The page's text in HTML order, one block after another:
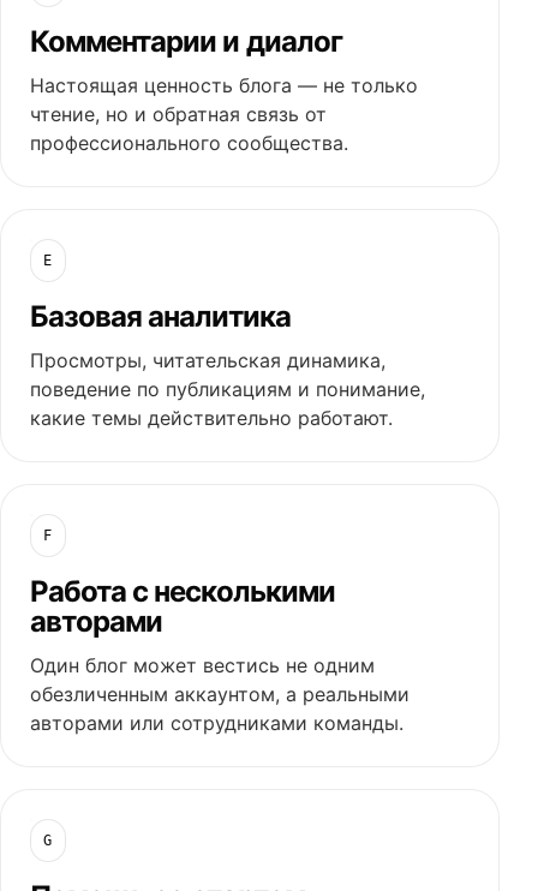
Комментарии и диалог
Настоящая ценность блога — не только
чтение, но и обратная связь от
профессионального сообщества.
E
Базовая аналитика
Просмотры, читательская динамика,
поведение по публикациям и понимание,
какие темы действительно работают.
F
Работа с несколькими
авторами
Один блог может вестись не одним
обезличенным аккаунтом, а реальными
авторами или сотрудниками команды.
G